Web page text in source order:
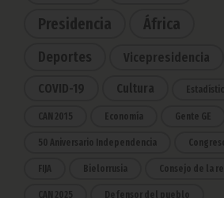
Presidencia
África
Deportes Vicepresidencia
COVID-19 Cultura
CAN 2015 Economía Gente GE
50 Aniversario Independencia
FIJA Bielorrusia Consejo de la
CAN 2025 Defensor del pueblo